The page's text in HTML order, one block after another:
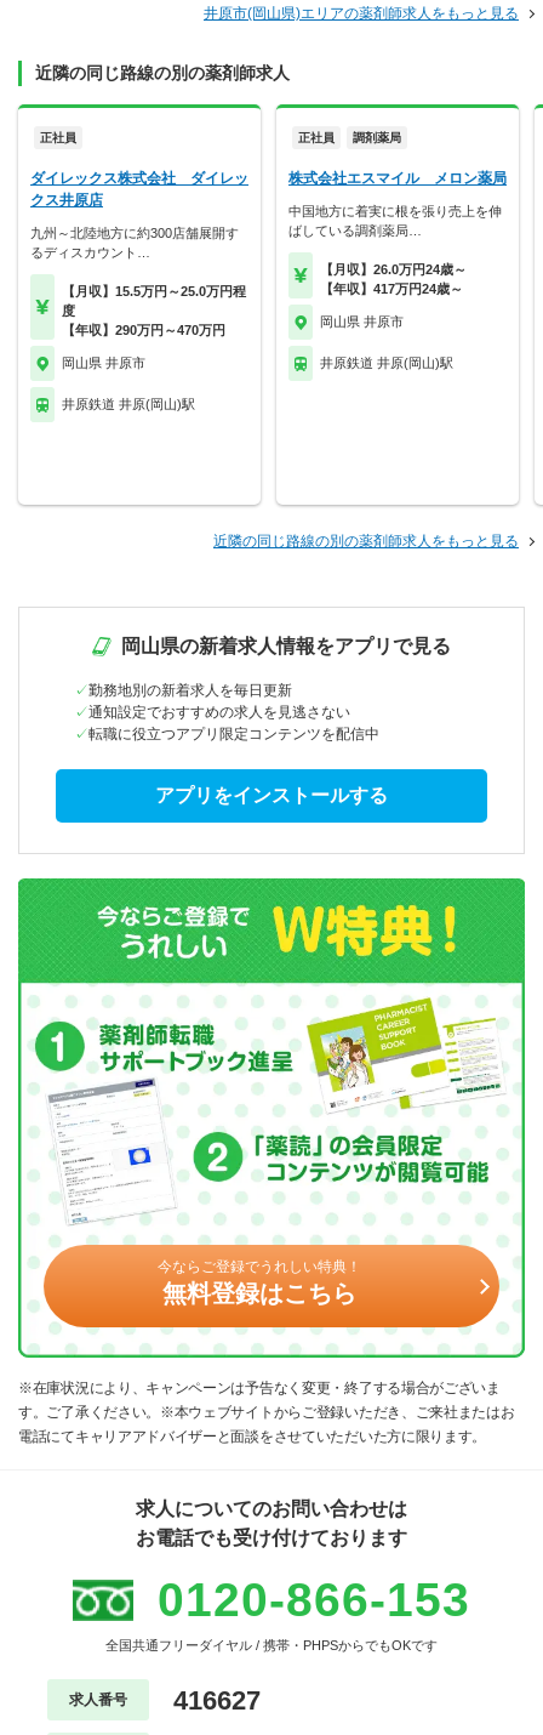
井原市(岡山県)エリアの薬剤師求人をもっと見る
近隣の同じ路線の別の薬剤師求人
正社員
ダイレックス株式会社 ダイレッ
クス井原店
九州～北陸地方に約300店舗展開す
るディスカウント…
【月収】15.5万円～25.0万円程
度
【年収】290万円～470万円
岡山県 井原市
井原鉄道 井原(岡山)駅
正社員 調剤薬局
株式会社エスマイル メロン薬局
中国地方に着実に根を張り売上を伸
ばしている調剤薬局…
【月収】26.0万円24歳～
【年収】417万円24歳～
岡山県 井原市
井原鉄道 井原(岡山)駅
近隣の同じ路線の別の薬剤師求人をもっと見る
岡山県の新着求人情報をアプリで見る
勤務地別の新着求人を毎日更新
通知設定でおすすめの求人を見逃さない
転職に役立つアプリ限定コンテンツを配信中
アプリをインストールする
今ならご登録でうれしい特典！
無料登録はこちら
※在庫状況により、キャンペーンは予告なく変更・終了する場合がございま
す。ご了承ください。※本ウェブサイトからご登録いただき、ご来社またはお
電話にてキャリアアドバイザーと面談をさせていただいた方に限ります。
求人についてのお問い合わせは
お電話でも受け付けております
0120-866-153
全国共通フリーダイヤル / 携帯・PHPSからでもOKです
求人番号 416627